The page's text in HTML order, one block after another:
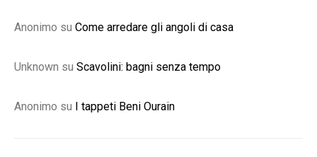
Anonimo su Come arredare gli angoli di casa
Unknown su Scavolini: bagni senza tempo
Anonimo su I tappeti Beni Ourain